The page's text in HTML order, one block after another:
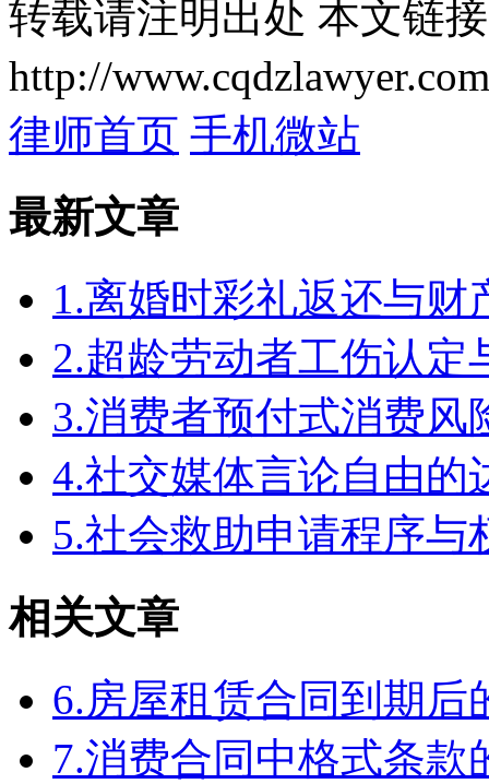
转载请注明出处 本文链
http://
律师首页 手机微站
最新文章
1.离婚时彩礼返还与财
2.超龄劳动者工伤认定
3.消费者预付式消费风
4.社交媒体言论自由
5.社会救助申请程序与
相关文章
6.房屋租赁合同到期后
7.消费合同中格式条款